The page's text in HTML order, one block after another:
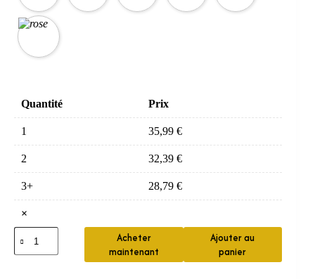
Quantité Prix
1 35,99 €
2 32,39 €
3+ 28,79 €
×
quantité
de
Brosse
Acheter
maintenant
Ajouter au
panier